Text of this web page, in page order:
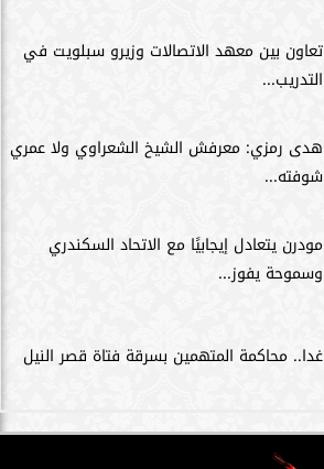
تعاون بين معهد الاتصالات وزيرو سبلويت في
التدريب...
هدى رمزي: معرفش الشيخ الشعراوي ولا عمري
شوفته...
مودرن يتعادل إيجابيًا مع الاتحاد السكندري
وسموحة يفوز...
غدا.. محاكمة المتهمين بسرقة فتاة قصر النيل